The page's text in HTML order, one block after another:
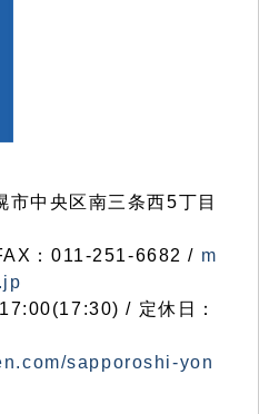
中央区南三条西5丁目
：011-251-6682 / m
/ 定休日：
sapporoshi-yon